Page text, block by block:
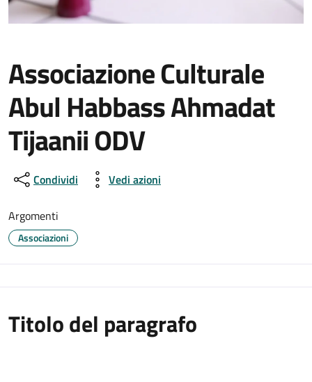
Associazione Culturale
Abul Habbass Ahmadat
Tijaanii ODV
Condividi Vedi azioni
Argomenti
Associazioni
Titolo del paragrafo